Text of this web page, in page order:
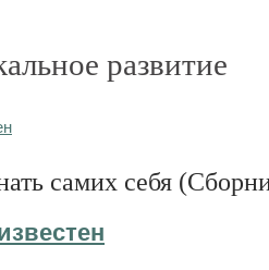
развитие
самих себя